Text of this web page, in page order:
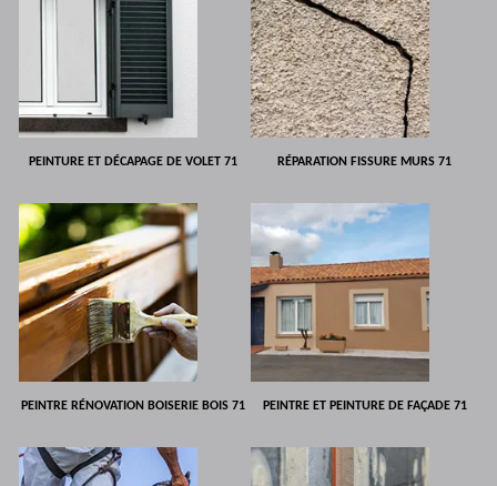
PEINTURE ET DÉCAPAGE DE VOLET 71 RÉPARATION FISSURE MURS 71
PEINTRE RÉNOVATION BOISERIE BOIS 71 PEINTRE ET PEINTURE DE FAÇADE 71